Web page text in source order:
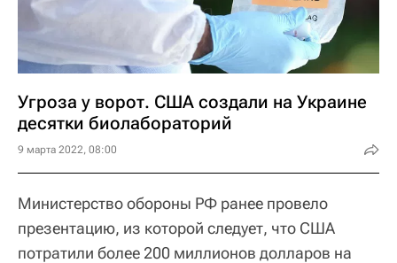
Угроза у ворот. США создали на Украине
десятки биолабораторий
9 марта 2022, 08:00
Министерство обороны РФ ранее провело
презентацию, из которой следует, что США
потратили более 200 миллионов долларов на